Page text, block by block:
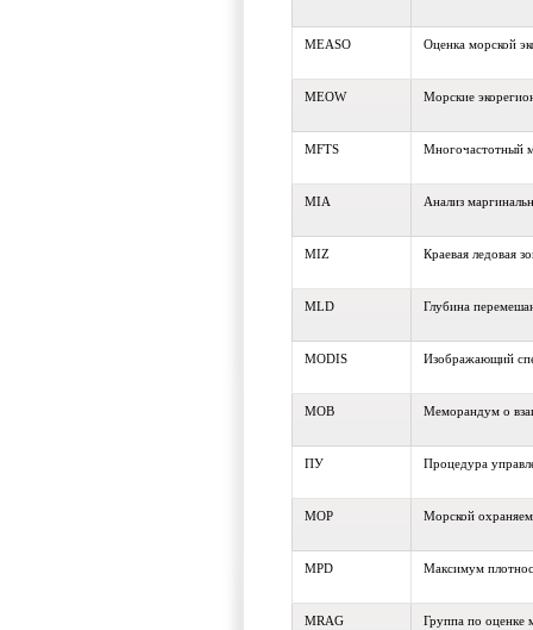
MEASO Оценка морской
MEOW Морские
MFTS Многочастотный
MIA Анализ
MIZ Краевая ледовая
MLD Глубина
MODIS Изображающий
МОВ Меморандум о
ПУ Процедура
МОР Морской
MPD Максимум
MRAG Группа по оценке